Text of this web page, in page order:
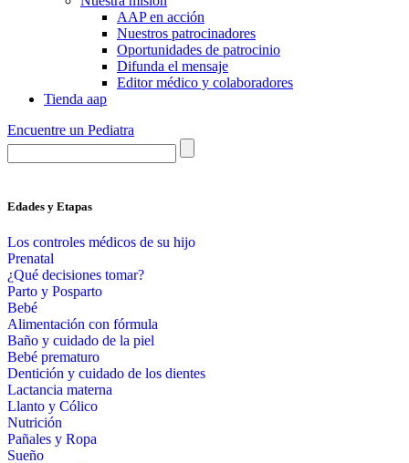
AAP en acción
Nuestros patrocinadores
Oportunidades de patrocinio
Difunda el mensaje
Editor médico y colaboradores
Tienda aap
Encuentre un Pediatra
Edades y Etapas
Los controles médicos de su hijo
Prenatal
¿Qué decisiones tomar?
Parto y Posparto
Bebé
Alimentación con fórmula
Baño y cuidado de la piel
Bebé prematuro
Dentición y cuidado de los dientes
Lactancia materna
Llanto y Cólico
Nutrición
Pañales y Ropa
Sueño